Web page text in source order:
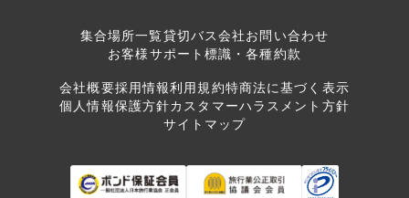
集合場所一覧貸切バス会社お問い合わせ
お客様サポート 標識・各種約款
会社概要採用情報利用規約特商法に基づく表示
個人情報保護方針カスタマーハラスメント方針
サイトマップ